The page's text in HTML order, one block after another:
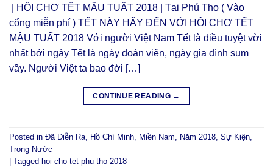
| HỘI CHỢ TẾT MẬU TUẤT 2018 | Tại Phú Thọ ( Vào
cổng miễn phí ) TẾT NÀY HÃY ĐẾN VỚI HỘI CHỢ TẾT
MẬU TUẤT 2018 Với người Việt Nam Tết là điều tuyệt vời
nhất bởi ngày Tết là ngày đoàn viên, ngày gia đình sum
vầy. Người Việt ta bao đời […]
CONTINUE READING →
Posted in Đã Diễn Ra, Hồ Chí Minh, Miền Nam, Năm 2018, Sự Kiện,
Trong Nước
Tagged hoi cho tet phu tho 2018